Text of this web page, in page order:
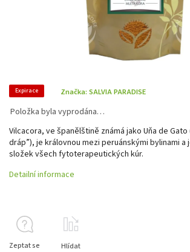
Expirace Značka: SALVIA PARADISE
Položka byla vyprodána…
Vilcacora, ve španělštině známá jako Uňa de
dráp”), je královnou mezi peruánskými bylinami a
složek všech fytoterapeutických kúr.
Detailní informace
Zeptat se Hlídat